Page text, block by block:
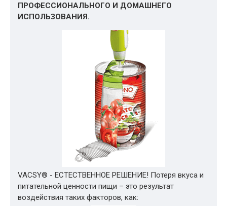
ПРОФЕССИОНАЛЬНОГО И ДОМАШНЕГО
ИСПОЛЬЗОВАНИЯ.
VACSY® - ЕСТЕСТВЕННОЕ РЕШЕНИЕ! Потеря вкуса и
питательной ценности пищи – это результат
воздействия таких факторов, как: